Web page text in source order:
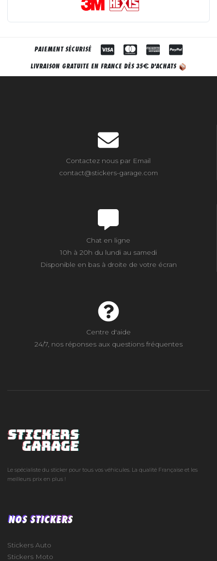
PAIEMENT SÉCURISÉ
LIVRAISON GRATUITE EN FRANCE DÈS 35€ D'ACHATS
Contactez nous par Email
contact@stickers-garage.com
Chat en ligne
10h à 20h du lundi au samedi
Disponible en bas à droite de votre écran
Centre d'aide
24/7, nos réponses aux questions fréquentes
Le spécialiste du sticker pour tous vos véhicules. La qualité Française et les
meilleurs prix en plus !
NOS STICKERS
Stickers Auto
Stickers Moto